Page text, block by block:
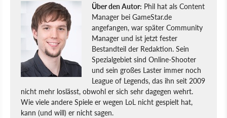
Über den Autor: Phil hat als Content
Manager bei GameStar.de
angefangen, war später Community
Manager und ist jetzt fester
Bestandteil der Redaktion. Sein
Spezialgebiet sind Online-Shooter
und sein großes Laster immer noch
League of Legends, das ihn seit 2009
nicht mehr loslässt, obwohl er sich sehr dagegen wehrt.
Wie viele andere Spiele er wegen LoL nicht gespielt hat,
kann (und will) er nicht sagen.